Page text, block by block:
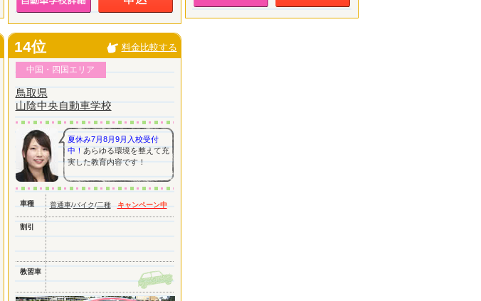
14位 料金比較する
中国・四国エリア
鳥取県
山陰中央自動車学校
夏休み7月8月9月入校受付
中！ あらゆる環境を整えて充
実した教育内容です！
車種 普通車/バイク/二種 キャンペーン中
割引
教習車